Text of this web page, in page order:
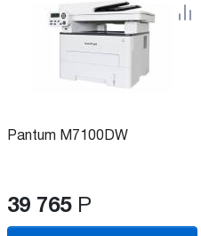
Pantum M7100DW
39 765 Р